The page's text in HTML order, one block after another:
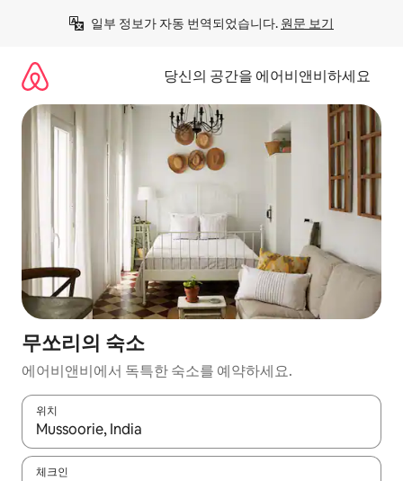
일부 정보가 자동 번역되었습니다. 원문 보기
당신의 공간을 에어비앤비하세요
무쏘리의 숙소
에어비앤비에서 독특한 숙소를 예약하세요.
위치
결과가 나오면 위·아래 화살표 키를 사용하거나 터치 또는 스와이
체크인